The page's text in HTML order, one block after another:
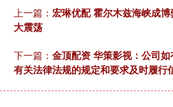
上一篇： 宏琳优配 霍尔木兹海峡成
大震荡
下一篇： 金顶配资 华策影视：公司
有关法律法规的规定和要求及时履行